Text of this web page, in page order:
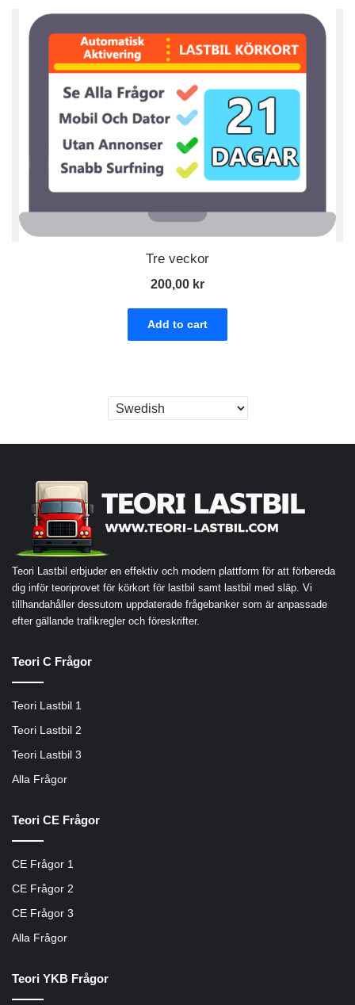
Tre veckor
200,00 kr
Add to cart
Teori Lastbil erbjuder en effektiv och modern plattform för att förbereda
dig inför teoriprovet för körkort för lastbil samt lastbil med släp. Vi
tillhandahåller dessutom uppdaterade frågebanker som är anpassade
efter gällande trafikregler och föreskrifter.
Teori C Frågor
Teori Lastbil 1
Teori Lastbil 2
Teori Lastbil 3
Alla Frågor
Teori CE Frågor
CE Frågor 1
CE Frågor 2
CE Frågor 3
Alla Frågor
Teori YKB Frågor